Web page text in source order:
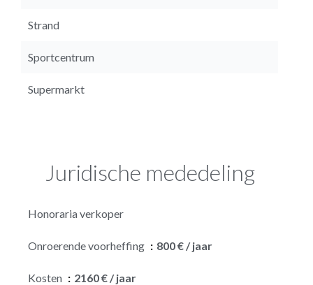
Strand
Sportcentrum
Supermarkt
Juridische mededeling
Honoraria verkoper
Onroerende voorheffing 800 € / jaar
Kosten 2160 € / jaar